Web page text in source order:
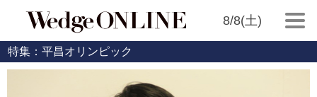
8/8(土)
特集：平昌オリンピック